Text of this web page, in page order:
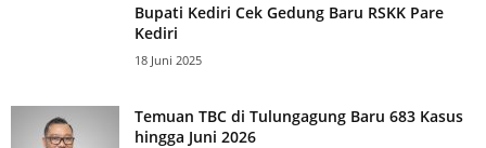
Bupati Kediri Cek Gedung Baru RSKK Pare
Kediri
18 Juni 2025
Temuan TBC di Tulungagung Baru 683 Kasus
hingga Juni 2026